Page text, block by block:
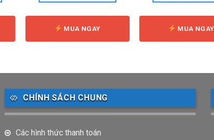
MUA NGAY MUA NGAY
CHÍNH SÁCH CHUNG
Các hình thức thanh toán